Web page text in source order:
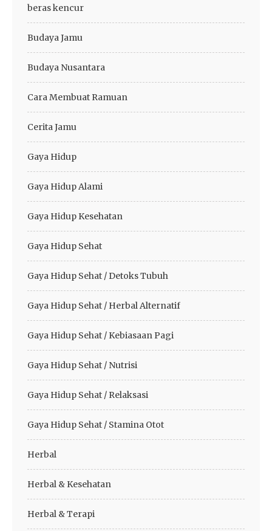
beras kencur
Budaya Jamu
Budaya Nusantara
Cara Membuat Ramuan
Cerita Jamu
Gaya Hidup
Gaya Hidup Alami
Gaya Hidup Kesehatan
Gaya Hidup Sehat
Gaya Hidup Sehat / Detoks Tubuh
Gaya Hidup Sehat / Herbal Alternatif
Gaya Hidup Sehat / Kebiasaan Pagi
Gaya Hidup Sehat / Nutrisi
Gaya Hidup Sehat / Relaksasi
Gaya Hidup Sehat / Stamina Otot
Herbal
Herbal & Kesehatan
Herbal & Terapi